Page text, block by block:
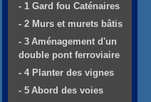
- 1 Gard fou Caténaires
- 2 Murs et murets bâtis
- 3 Aménagement d'un
double pont ferroviaire
- 4 Planter des vignes
- 5 Abord des voies